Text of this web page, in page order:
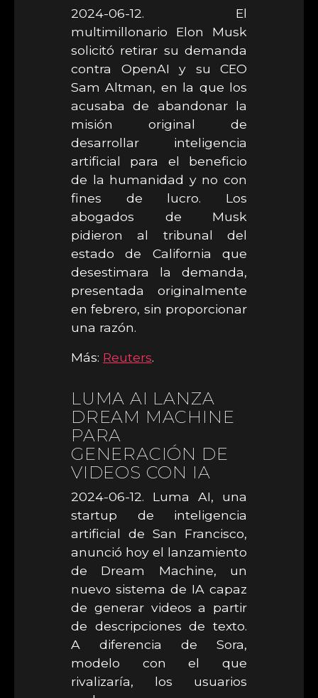
2024-06-12. El
multimillonario Elon Musk
solicitó retirar su demanda
contra OpenAI y su CEO
Sam Altman, en la que los
acusaba de abandonar la
misión original de
desarrollar inteligencia
artificial para el beneficio
de la humanidad y no con
fines de lucro. Los
abogados de Musk
pidieron al tribunal del
estado de California que
desestimara la demanda,
presentada originalmente
en febrero, sin proporcionar
una razón.
Más: Reuters.
LUMA AI LANZA
DREAM MACHINE
PARA
GENERACIÓN DE
VIDEOS CON IA
2024-06-12. Luma AI, una
startup de inteligencia
artificial de San Francisco,
anunció hoy el lanzamiento
de Dream Machine, un
nuevo sistema de IA capaz
de generar videos a partir
de descripciones de texto.
A diferencia de Sora,
modelo con el que
rivalizaría, los usuarios